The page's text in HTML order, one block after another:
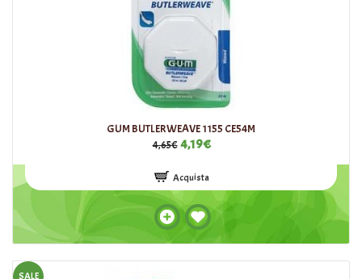
GUM BUTLERWEAVE 1155 CE54M
4,65€ 4,19€
Acquista
SALE